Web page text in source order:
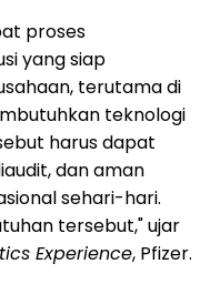
proses
yang siap
terutama di
teknologi
harus dapat
dan aman
sehari-hari.
tersebut," ujar
Experience, Pfizer.